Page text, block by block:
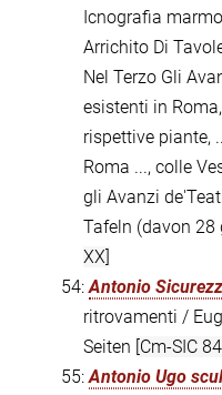
Icnografia
Arrichito Di
Nel Terzo Gli
esistenti in
rispettive piante,
Roma ..., colle
gli Avanzi
Tafeln (davon 28
XX]
54:Antonio
ritrovamenti /
Seiten [Cm-SIC
55:Antonio Ugo